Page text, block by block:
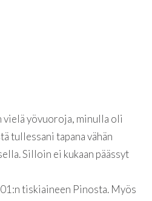
vielä yövuoroja, minulla oli
tullessani tapana vähän
Silloin ei kukaan päässyt
tiskiaineen Pinosta. Myös